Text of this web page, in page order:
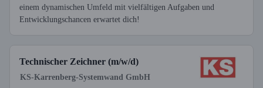
einem dynamischen Umfeld mit vielfältigen Aufgaben und
Entwicklungschancen erwartet dich!
Technischer Zeichner (m/w/d)
KS-Karrenberg-Systemwand GmbH